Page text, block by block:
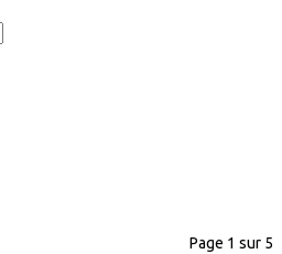
Page 1 sur 5